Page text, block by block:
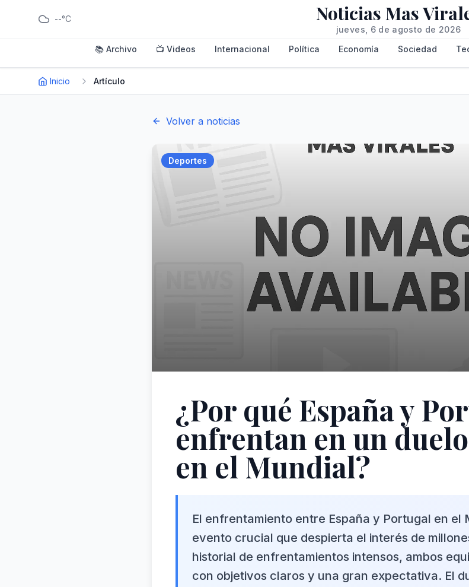
--°C Noticias Mas
jueves, 6 de agosto de 2026
📚 Archivo 📺 Videos Internacional Política Economía Sociedad
Inicio Artículo
Volver a noticias
Deportes
¿Por qué España y
enfrentan en un
en el Mundial?
El enfrentamiento entre España y Portugal en el
evento crucial que despierta el interés de
historial de enfrentamientos intensos, ambos
con objetivos claros y una gran expectativa. El